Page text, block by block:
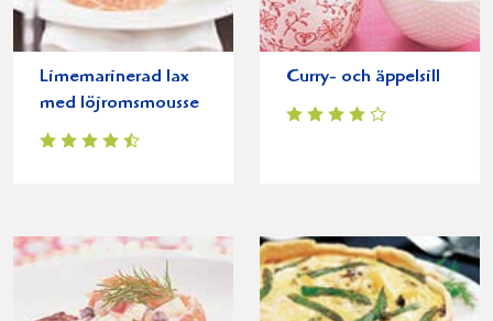
Limemarinerad lax
med löjromsmousse
Curry- och äppelsill